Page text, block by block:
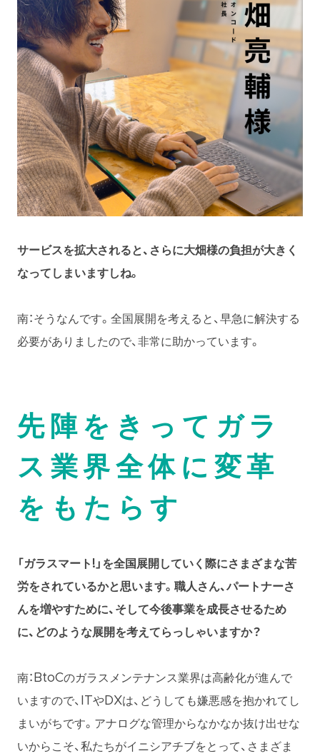
サービスを拡大されると、さらに大畑様の負担が大きく
なってしまいますしね。
南：そうなんです。全国展開を考えると、早急に解決する
必要がありましたので、非常に助かっています。
先陣をきってガラ
ス業界全体に変革
をもたらす
「ガラスマート!」を全国展開していく際にさまざまな苦
労をされているかと思います。職人さん、パートナーさ
んを増やすために、そして今後事業を成長させるため
に、どのような展開を考えてらっしゃいますか？
南：BtoCのガラスメンテナンス業界は高齢化が進んで
いますので、ITやDXは、どうしても嫌悪感を抱かれてし
まいがちです。アナログな管理からなかなか抜け出せな
いからこそ、私たちがイニシアチブをとって、さまざま